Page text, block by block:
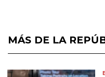
MÁS DE LA